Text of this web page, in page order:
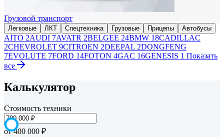
Грузовой транспорт
Легковые ЛКТ Спецтехника Грузовые Прицепы Автобусы
AITO 2AUDI 7AVATR 2BELGEE 24BMW 18CADILLAC
2CHEVROLET 9CITROEN 2DEEPAL 2DONGFENG
7EVOLUTE 7FORD 14FOTON 4GAC 16GENESIS 1 Показать
все
Калькулятор
Стоимость техники
от 400 000 ₽